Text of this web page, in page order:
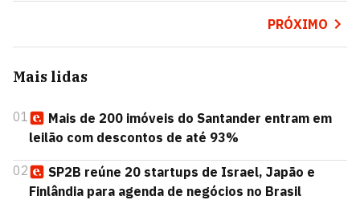
PRÓXIMO
Mais lidas
01
Mais de 200 imóveis do Santander entram em
leilão com descontos de até 93%
02
SP2B reúne 20 startups de Israel, Japão e
Finlândia para agenda de negócios no Brasil